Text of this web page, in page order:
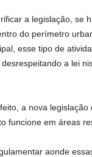
a legislação, se
do perímetro
esse tipo de
a lei
a nova
funcione em áreas
aonde